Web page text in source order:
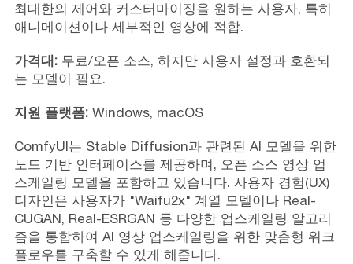
최대한의 제어와 커스터마이징을 원하는 사용자, 특히
애니메이션이나 세부적인 영상에 적합.
가격대:무료/오픈 소스, 하지만 사용자 설정과 호환되
는 모델이 필요.
지원 플랫폼:Windows, macOS
ComfyUI는 Stable Diffusion과 관련된 AI 모델을 위한
노드 기반 인터페이스를 제공하며, 오픈 소스 영상 업
스케일링 모델을 포함하고 있습니다. 사용자 경험(UX)
디자인은 사용자가 "Waifu2x" 계열 모델이나 Real-
CUGAN, Real-ESRGAN 등 다양한 업스케일링 알고리
즘을 통합하여 AI 영상 업스케일링을 위한 맞춤형 워크
플로우를 구축할 수 있게 해줍니다.